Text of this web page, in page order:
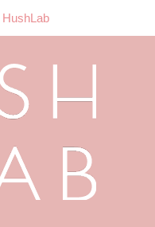
HushLab